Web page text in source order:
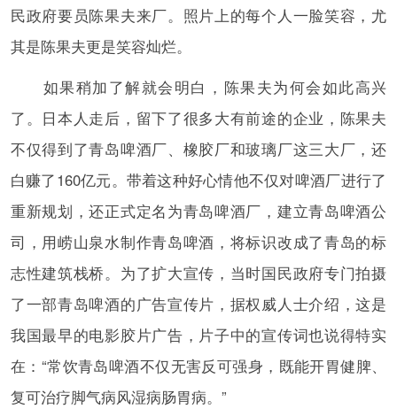
民政府要员陈果夫来厂。照片上的每个人一脸笑容，尤
其是陈果夫更是笑容灿烂。
如果稍加了解就会明白，陈果夫为何会如此高兴
了。日本人走后，留下了很多大有前途的企业，陈果夫
不仅得到了青岛啤酒厂、橡胶厂和玻璃厂这三大厂，还
白赚了160亿元。带着这种好心情他不仅对啤酒厂进行了
重新规划，还正式定名为青岛啤酒厂，建立青岛啤酒公
司，用崂山泉水制作青岛啤酒，将标识改成了青岛的标
志性建筑栈桥。为了扩大宣传，当时国民政府专门拍摄
了一部青岛啤酒的广告宣传片，据权威人士介绍，这是
我国最早的电影胶片广告，片子中的宣传词也说得特实
在：“常饮青岛啤酒不仅无害反可强身，既能开胃健脾、
复可治疗脚气病风湿病肠胃病。”